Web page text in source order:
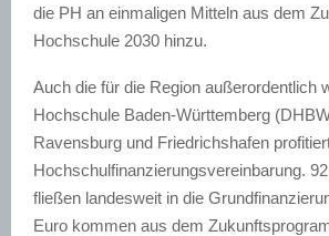
die PH an einmaligen Mitteln aus dem
Hochschule 2030 hinzu.
Auch die für die Region außerordentlich
Hochschule Baden-Württemberg
Ravensburg und Friedrichshafen
Hochschulfinanzierungsvereinbarung.
fließen landesweit in die
Euro kommen aus dem